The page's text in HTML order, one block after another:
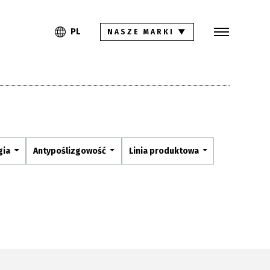
PL
PL NASZE MARKI ▼
Antypoślizgowość Linia produktowa
Inspiracje
Pliki do pobrania
Strefa architekta